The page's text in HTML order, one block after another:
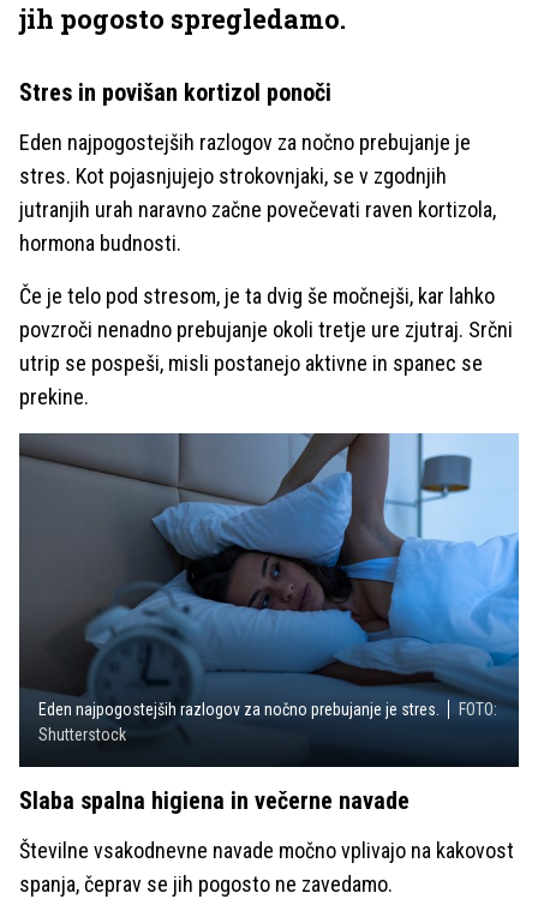
jih pogosto spregledamo.
Stres in povišan kortizol ponoči
Eden najpogostejših razlogov za nočno prebujanje je
stres. Kot pojasnjujejo strokovnjaki, se v zgodnjih
jutranjih urah naravno začne povečevati raven kortizola,
hormona budnosti.
Če je telo pod stresom, je ta dvig še močnejši, kar lahko
povzroči nenadno prebujanje okoli tretje ure zjutraj. Srčni
utrip se pospeši, misli postanejo aktivne in spanec se
prekine.
Eden najpogostejših razlogov za nočno prebujanje je stres.
FOTO:
Shutterstock
Slaba spalna higiena in večerne navade
Številne vsakodnevne navade močno vplivajo na kakovost
spanja, čeprav se jih pogosto ne zavedamo.